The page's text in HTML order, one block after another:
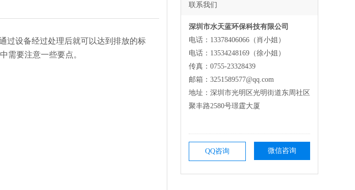
过设备经过处理后就可以达到排放的标
需要注意一些要点。
联系我们
深圳市水天蓝环保科技有限公司
电话：13378406066（肖小姐）
电话：13534248169（徐小姐）
传真：0755-23328439
邮箱：3251589577@qq.com
地址：深圳市光明区光明街道东周社区
聚丰路2580号璟霆大厦
QQ咨询 微信咨询